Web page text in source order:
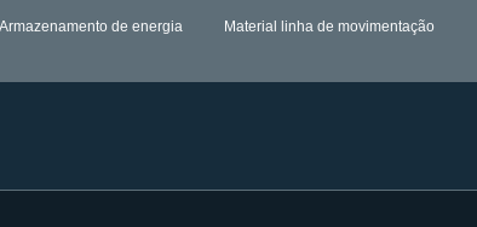
Armazenamento de energia Material linha de movimentação